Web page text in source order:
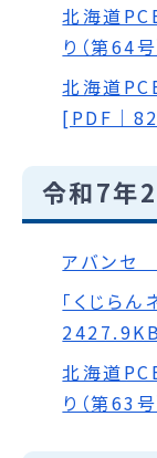
北海道
り（第64
北海道
[PDF｜
令和7年
アバン
「くじら
北海道
り（第63